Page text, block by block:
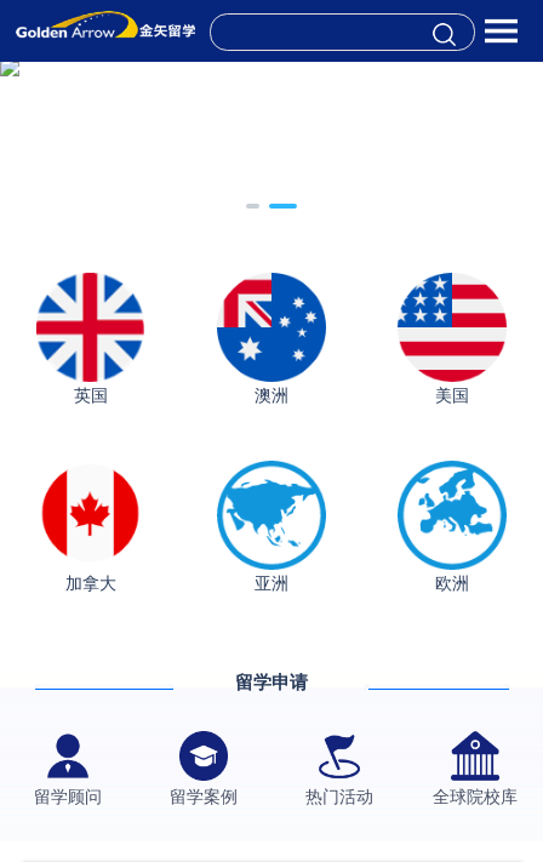
英国 澳洲 美国
加拿大 亚洲 欧洲
留学申请
留学顾问 留学案例 热门活动 全球院校库
从上海财大2+2到谢菲尔德：低均分逆袭QS百强金
西南财经大学投资学背景，成功斩获英国名校多份
上海财经大学经济学背景成功斩获爱丁堡大学经济学